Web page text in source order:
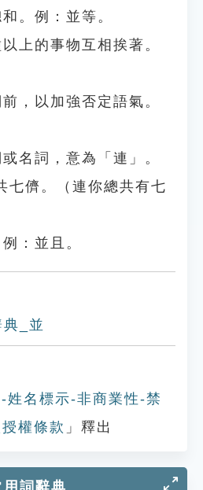
。例：並等。
上的事物互相挨著。
，以加強否定語氣。
名詞，意為「連」。
七儕。（連你總共有七
：並且。
_並
姓名標示-非商業性-禁
權條款 」釋出
詞辭典